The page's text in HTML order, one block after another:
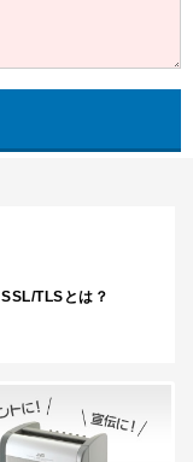
SSL/TLSとは？